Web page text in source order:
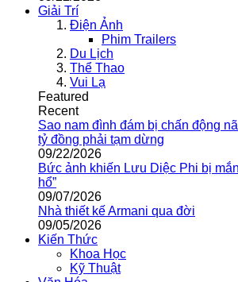
Giải Trí
Điện Ảnh
Phim Trailers
Du Lịch
Thể Thao
Vui Lạ
Featured
Recent
Sao nam đình đám bị chấn động
tỷ đồng phải tạm dừng
09/22/2026
Bức ảnh khiến Lưu Diệc Phi bị
hổ”
09/07/2026
Nhà thiết kế Armani qua đời
09/05/2026
Kiến Thức
Khoa Học
Kỹ Thuật